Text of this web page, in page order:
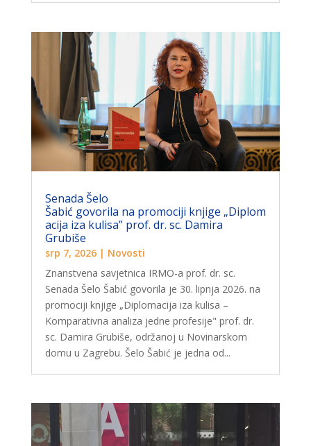
Senada Šelo
Šabić govorila na promociji knjige „Diplom
acija iza kulisa” prof. dr. sc. Damira
Grubiše
srp 7, 2026| Novosti
Znanstvena savjetnica IRMO-a prof. dr. sc.
Senada Šelo Šabić govorila je 30. lipnja 2026. na
promociji knjige „Diplomacija iza kulisa –
Komparativna analiza jedne profesije" prof. dr.
sc. Damira Grubiše, održanoj u Novinarskom
domu u Zagrebu. Šelo Šabić je jedna od...